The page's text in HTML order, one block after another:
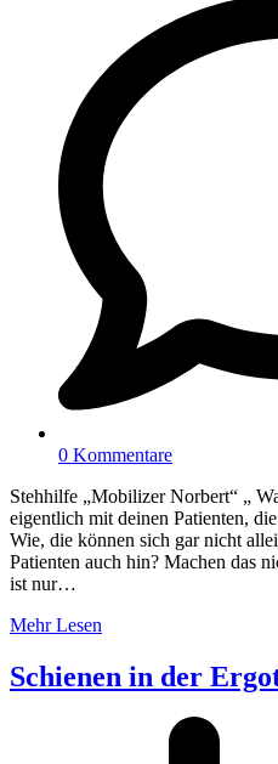
0 Kommentare
Stehhilfe „Mobilizer Norbert“ „
eigentlich mit deinen Patienten,
Wie, die können sich gar nicht
Patienten auch hin? Machen das
ist nur…
Mehr Lesen
Schienen in der